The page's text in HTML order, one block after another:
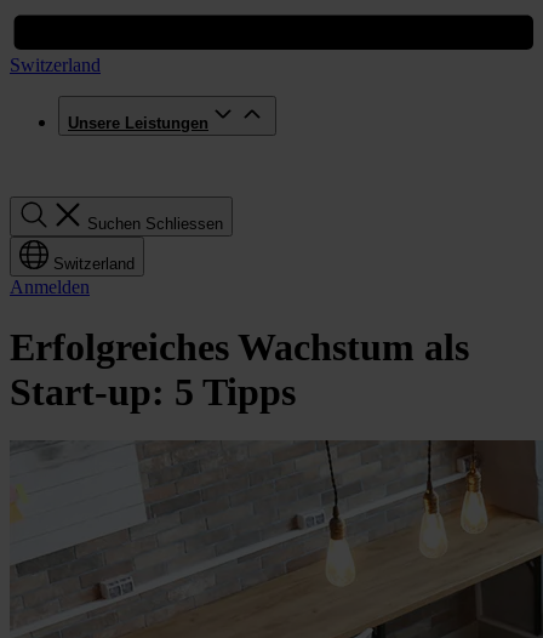
Switzerland
Unsere Leistungen
Suchen Schliessen
Switzerland
Anmelden
Erfolgreiches Wachstum als
Start-up: 5 Tipps